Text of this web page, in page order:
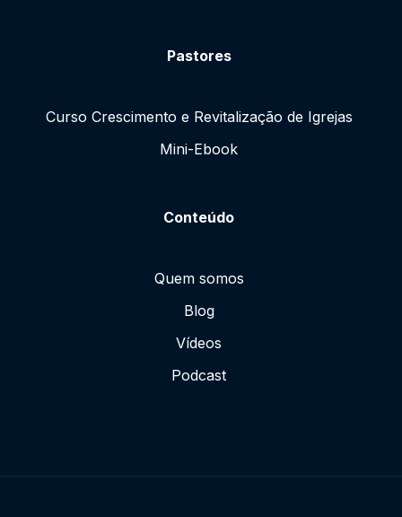
Pastores
Curso Crescimento e Revitalização de Igrejas
Mini-Ebook
Conteúdo
Quem somos
Blog
Vídeos
Podcast